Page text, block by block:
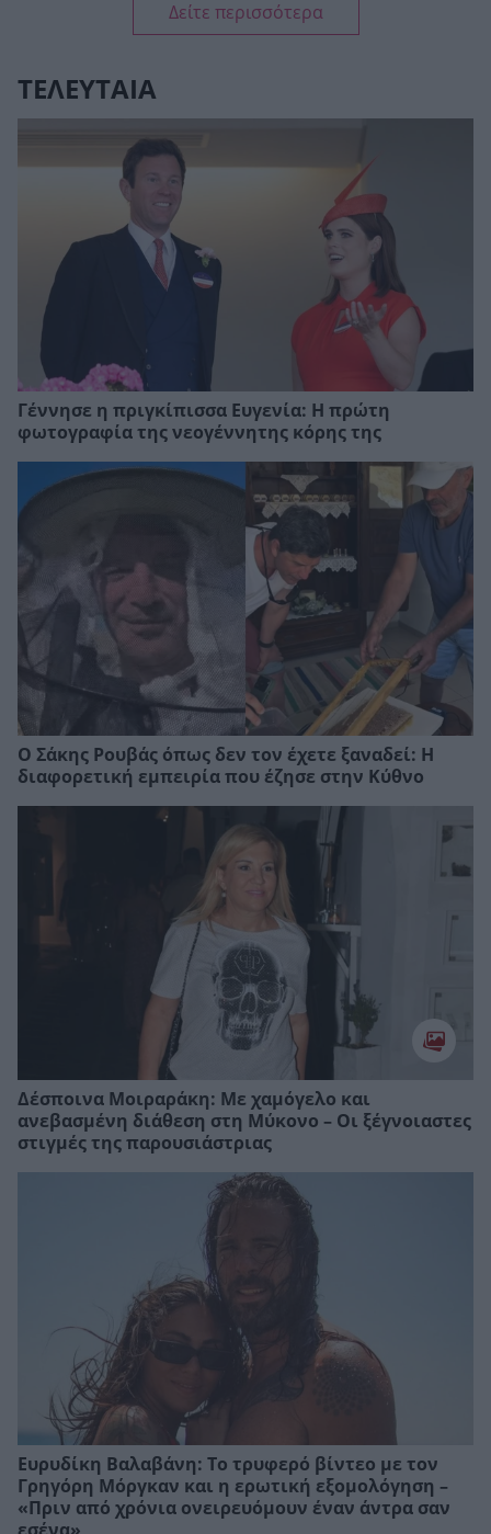
Δείτε περισσότερα
ΤΕΛΕΥΤΑΙΑ
Γέννησε η πριγκίπισσα Ευγενία: Η πρώτη
φωτογραφία της νεογέννητης κόρης της
Ο Σάκης Ρουβάς όπως δεν τον έχετε ξαναδεί: Η
διαφορετική εμπειρία που έζησε στην Κύθνο
Δέσποινα Μοιραράκη: Με χαμόγελο και
ανεβασμένη διάθεση στη Μύκονο – Οι ξέγνοιαστες
στιγμές της παρουσιάστριας
Ευρυδίκη Βαλαβάνη: Το τρυφερό βίντεο με τον
Γρηγόρη Μόργκαν και η ερωτική εξομολόγηση –
«Πριν από χρόνια ονειρευόμουν έναν άντρα σαν